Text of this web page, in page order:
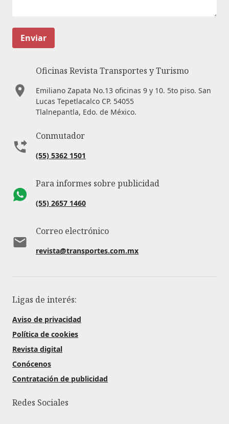
Enviar
Oficinas Revista Transportes y Turismo
Emiliano Zapata No.13 oficinas 9 y 10. 5to piso. San
Lucas Tepetlacalco CP. 54055
Tlalnepantla, Edo. de México.
Conmutador
(55) 5362 1501
Para informes sobre publicidad
(55) 2657 1460
Correo electrónico
revista@transportes.com.mx
Ligas de interés:
Aviso de privacidad
Política de cookies
Revista digital
Conócenos
Contratación de publicidad
Redes Sociales